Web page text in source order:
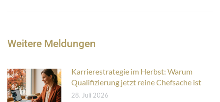
Weitere Meldungen
Karrierestrategie im Herbst: Warum
Qualifizierung jetzt reine Chefsache ist
28. Juli 2026